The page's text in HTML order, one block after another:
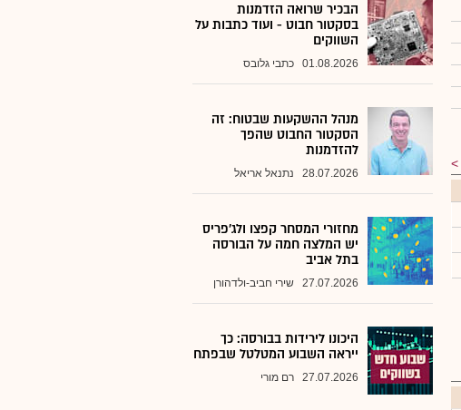
הבכיר שרואה הזדמנות
בסקטור חבוט - ועוד כתבות על
השווקים
01.08.2026 כתבי גלובס
מנהל ההשקעות שבטוח: זה
הסקטור החבוט שהפך
להזדמנות
28.07.2026 נתנאל אריאל
מחזורי המסחר קפצו ולג'פריס
יש המלצה חמה על הבורסה
בתל אביב
27.07.2026 שירי חביב-ולדהורן
היכונו לירידות בבורסה: כך
ייראה השבוע המטלטל שבפתח
27.07.2026 רם מורי